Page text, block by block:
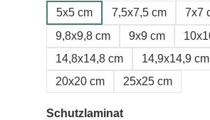
5x5 cm 7,5x7,5 cm 7x7
9,8x9,8 cm
9x9 cm
14,8x14,8 cm
14,9x14,9 cm
20x20 cm
25x25 cm
Schutzlaminat